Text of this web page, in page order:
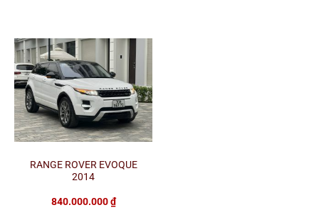
RANGE ROVER EVOQUE
2014
840.000.000₫